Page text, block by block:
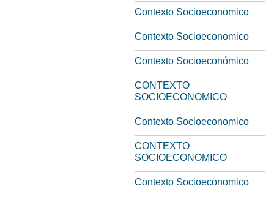
Contexto Socioeconomico
Contexto Socioeconomico
Contexto Socioeconómico
CONTEXTO
SOCIOECONOMICO
Contexto Socioeconomico
CONTEXTO
SOCIOECONOMICO
Contexto Socioeconomico